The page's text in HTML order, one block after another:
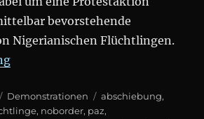
bevorstehende
Nigerianischen Flüchtlingen.
„#NOBORDER Demonstration
Categories
Demonstrationen Tags
abschiebung,
, noborder, paz,